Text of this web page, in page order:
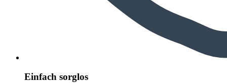
Einfach sorglos